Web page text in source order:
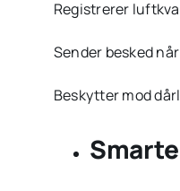
Registrerer
Sender besked
Beskytter mod